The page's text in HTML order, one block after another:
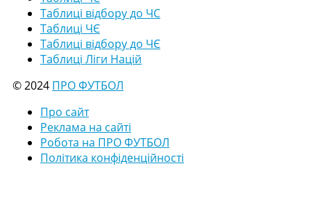
Таблиці відбору до ЧС
Таблиці ЧЄ
Таблиці відбору до ЧЄ
Таблиці Ліги Націй
© 2024 ПРО ФУТБОЛ
Про сайт
Реклама на сайті
Робота на ПРО ФУТБОЛ
Політика конфіденційності